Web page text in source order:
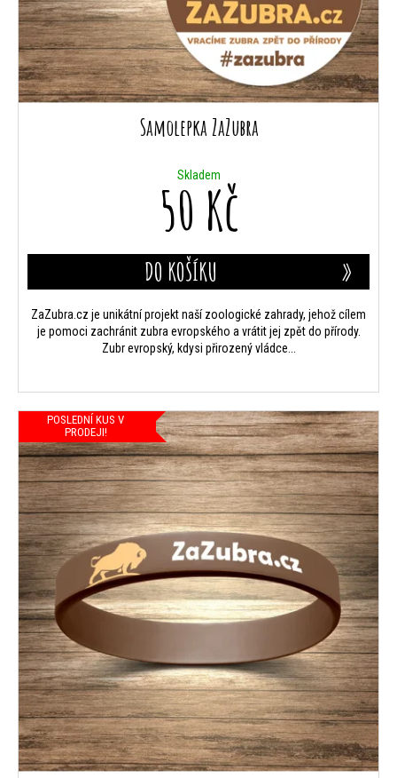
Samolepka ZaZubra
Skladem
50 Kč
DO KOŠÍKU
ZaZubra.cz je unikátní projekt naší zoologické zahrady, jehož cílem
je pomoci zachránit zubra evropského a vrátit jej zpět do přírody.
Zubr evropský, kdysi přirozený vládce...
POSLEDNÍ KUS V
PRODEJI!